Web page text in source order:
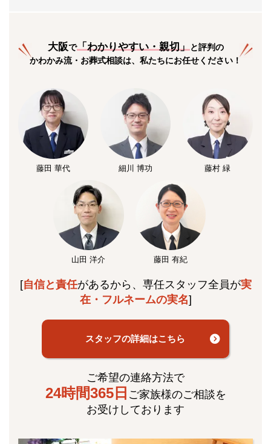
大阪で「わかりやすい・親切」と評判の
かわかみ流・お葬式相談は、私たちにお任せください！
藤田 華代 細川 博功 藤村 緑
山田 洋介 藤田 有紀
[自信と責任があるから、専任スタッフ全員が実
在・フルネームの実名]
スタッフの詳細はこちら
ご希望の連絡方法で
24時間365日 ご家族様のご相談を
お受けしております